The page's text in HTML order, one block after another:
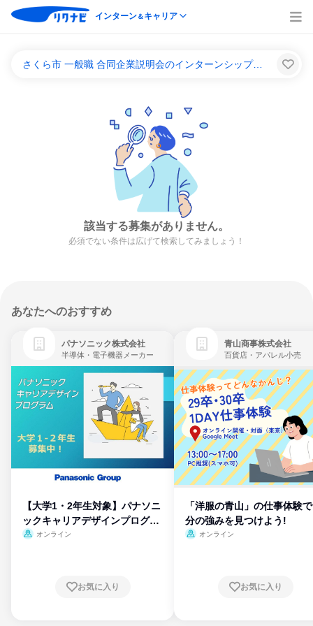
インターン＆キャリア
さくら市 一般職 合同企業説明会のインターンシップ＆キャリア一覧
該当する募集がありません。
必須でない条件は広げて検索してみましょう！
あなたへのおすすめ
パナソニック株式会社
半導体・電子機器メーカー
【大学1・2年生対象】パナソニ
ックキャリアデザインプログラ
ム
オンライン
お気に入り
青山商事株式会社
百貨店・アパレル小売
「洋服の青山」の仕事体験
分の強みを見つけよう!
オンライン
お気に入り